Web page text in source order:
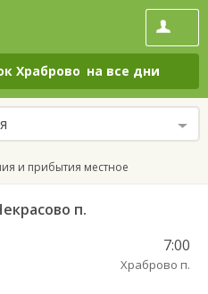
Храброво на все дни
и прибытия местное
п.
7:00
Храброво п.